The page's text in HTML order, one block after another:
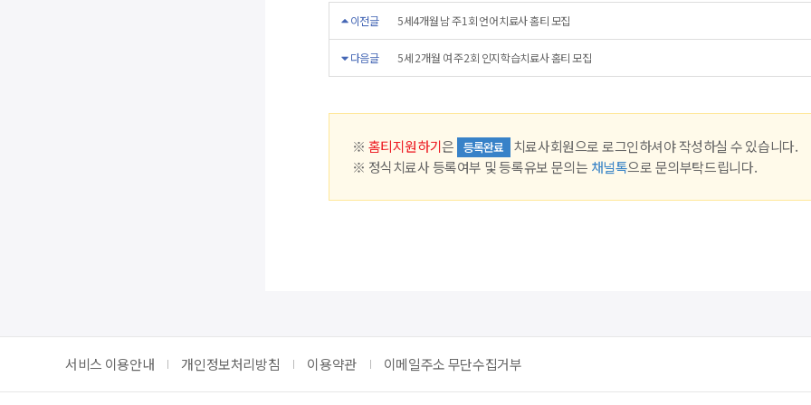
이전글 5세4개월 남 주1회 언어치료사 홈티 모집
다음글 5세 2개월 여 주2회 인지학습치료사 홈티 모집
※ 홈티지원하기은 등록완료
치료사회원으로 로그인하셔야 작성하실 수 있습니다.
※ 정식치료사 등록여부 및 등록유보 문의는 채널톡으로 문의부탁드립니다.
서비스 이용안내 개인정보처리방침 이용약관 이메일주소 무단수집거부